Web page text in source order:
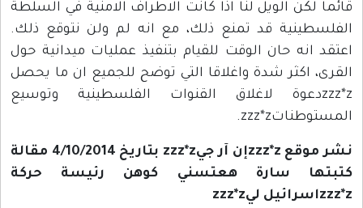
قائما لكن الويل لنا اذا كانت الاطراف الامنية في السلطة
الفلسطينية قد تمنع ذلك، مع انه لم ولن نتوقع ذلك.
اعتقد انه حان الوقت للقيام بتنفيذ عمليات ميدانية حول
القرى، اكثر شدة واغلاقا التي توضح للجميع ان ما يحصل
zzz*zدعوة لاغلاق القنوات الفلسطينية وتوسيع
المستوطناتzzz*z.
نشر موقع zzz*zإن آر جيzzz*z بتاريخ 4/10/2014 مقالة
كتبتها سارة هعتسني كوهن رئيسة حركة
zzz*zاسرائيل ليzzz*z